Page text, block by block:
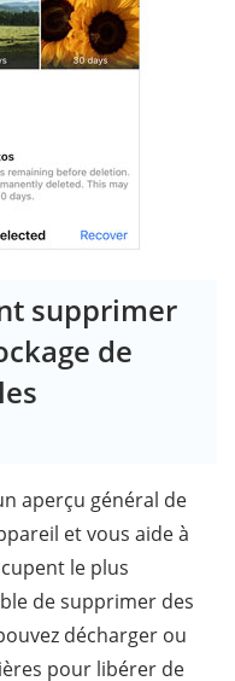
supprimer
de
aperçu général de
et vous aide à
le plus
de supprimer des
décharger ou
pour libérer de